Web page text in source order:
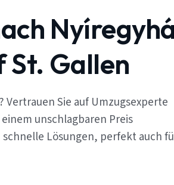
St. Gallen
Vertrauen Sie auf Umzugsexperte
unschlagbaren Preis
Lösungen, perfekt auch